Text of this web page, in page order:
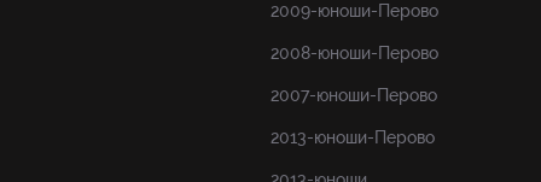
2009-юноши-Перово
2008-юноши-Перово
2007-юноши-Перово
2013-юноши-Перово